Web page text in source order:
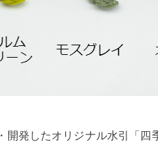
開発したオリジナル水引「四